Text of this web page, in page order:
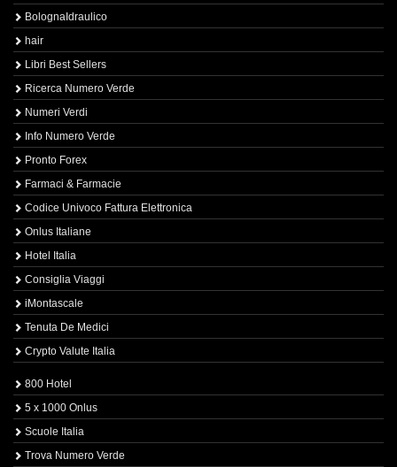
BolognaIdraulico
hair
Libri Best Sellers
Ricerca Numero Verde
Numeri Verdi
Info Numero Verde
Pronto Forex
Farmaci & Farmacie
Codice Univoco Fattura Elettronica
Onlus Italiane
Hotel Italia
Consiglia Viaggi
iMontascale
Tenuta De Medici
Crypto Valute Italia
800 Hotel
5 x 1000 Onlus
Scuole Italia
Trova Numero Verde